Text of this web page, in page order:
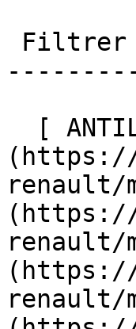
(https://
renault/
(https://
renault/
(https://
renault/